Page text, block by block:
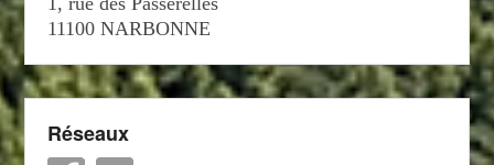
11100 NARBONNE
Réseaux